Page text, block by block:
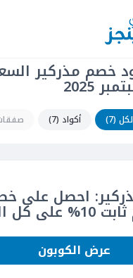
خصم مذركير
2025
(7) أكواد (7)
احصل على
عرض الكوبون